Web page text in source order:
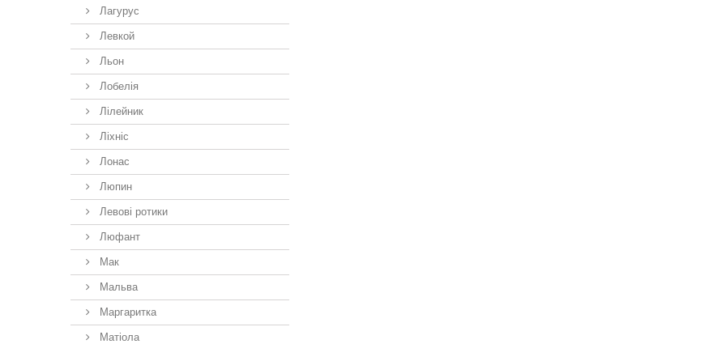
Лагурус
Левкой
Льон
Лобелія
Лілейник
Ліхніс
Лонас
Люпин
Левові ротики
Люфант
Мак
Мальва
Маргаритка
Матіола